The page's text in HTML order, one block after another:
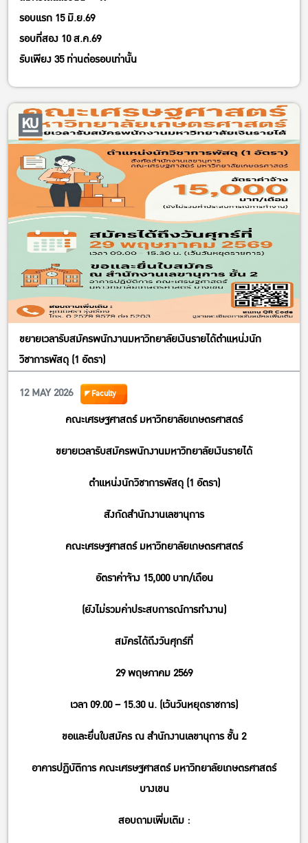
รอบแรก 15 มิ.ย.69
รอบที่สอง 10 ส.ค.69
รับเพียง 35 ท่านต่อรอบเท่านั้น
ขยายเวลารับสมัครพนักงานมหาวิทยาลัยเงินรายได้ตำแหน่งนัก
วิชาการพัสดุ (1 อัตรา)
12 MAY 2026
Faculty
คณะเศรษฐศาสตร์ มหาวิทยาลัยเกษตรศาสตร์
ขยายเวลารับสมัครพนักงานมหาวิทยาลัยเงินรายได้
ตำแหน่งนักวิชาการพัสดุ (1 อัตรา)
สังกัดสำนักงานเลขานุการ
คณะเศรษฐศาสตร์ มหาวิทยาลัยเกษตรศาสตร์
อัตราค่าจ้าง 15,000 บาท/เดือน
(ยังไม่รวมค่าประสบการณ์การทำงาน)
สมัครได้ถึงวันศุกร์ที่
29 พฤษภาคม 2569
เวลา 09.00 – 15.30 น. (เว้นวันหยุดราชการ)
ขอและยื่นใบสมัคร ณ สำนักงานเลขานุการ ชั้น 2
อาคารปฏิบัติการ คณะเศรษฐศาสตร์ มหาวิทยาลัยเกษตรศาสตร์
บางเขน
สอบถามเพิ่มเติม :